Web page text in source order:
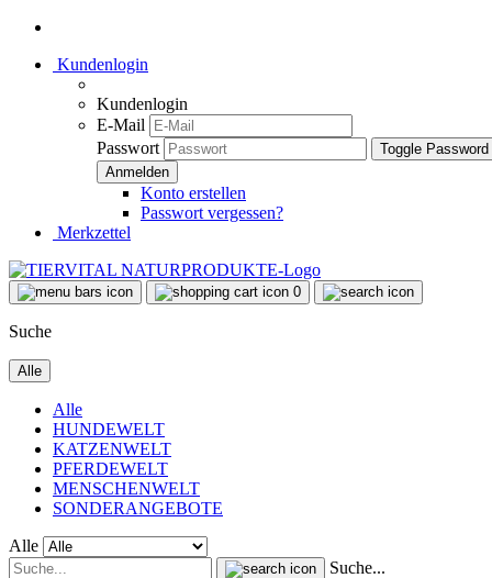
Kundenlogin
Kundenlogin
E-Mail
Passwort
Toggle
Konto erstellen
Passwort vergessen?
Merkzettel
0
Suche
Alle
Alle
HUNDEWELT
KATZENWELT
PFERDEWELT
MENSCHENWELT
SONDERANGEBOTE
Alle
Suche...